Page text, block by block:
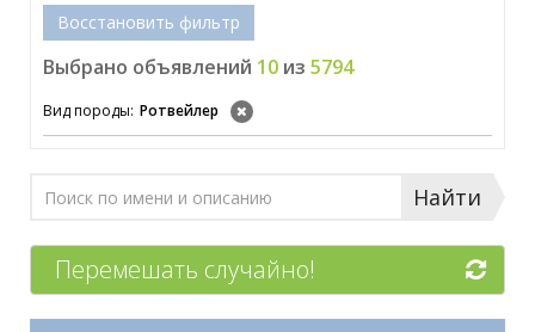
Восстановить фильтр
Выбрано объявлений 10 из 5794
Вид породы: Ротвейлер
Найти
Перемешать случайно!